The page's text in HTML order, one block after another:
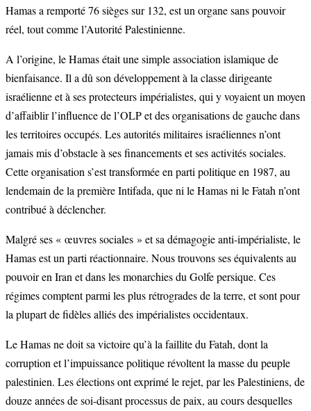
Hamas a remporté 76 sièges sur 132, est un organe sans pouvoir
réel, tout comme l’Autorité Palestinienne.
A l’origine, le Hamas était une simple association islamique de
bienfaisance. Il a dû son développement à la classe dirigeante
israélienne et à ses protecteurs impérialistes, qui y voyaient un moyen
d’affaiblir l’influence de l’OLP et des organisations de gauche dans
les territoires occupés. Les autorités militaires israéliennes n’ont
jamais mis d’obstacle à ses financements et ses activités sociales.
Cette organisation s’est transformée en parti politique en 1987, au
lendemain de la première Intifada, que ni le Hamas ni le Fatah n’ont
contribué à déclencher.
Malgré ses « œuvres sociales » et sa démagogie anti-impérialiste, le
Hamas est un parti réactionnaire. Nous trouvons ses équivalents au
pouvoir en Iran et dans les monarchies du Golfe persique. Ces
régimes comptent parmi les plus rétrogrades de la terre, et sont pour
la plupart de fidèles alliés des impérialistes occidentaux.
Le Hamas ne doit sa victoire qu’à la faillite du Fatah, dont la
corruption et l’impuissance politique révoltent la masse du peuple
palestinien. Les élections ont exprimé le rejet, par les Palestiniens, de
douze années de soi-disant processus de paix, au cours desquelles